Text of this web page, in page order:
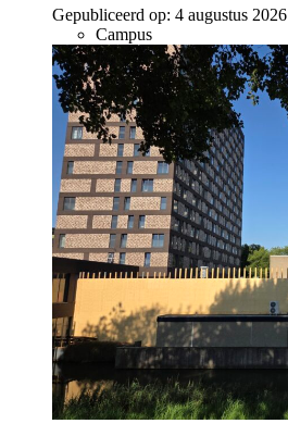
Gepubliceerd op: 4 augustus 2026
Campus